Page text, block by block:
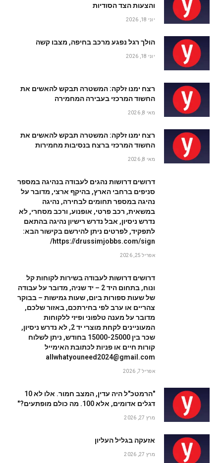
והצעות הצד הסודיות
יוני 18, 2026
הולך רגל נפגע מרכב בחיפה, מצבו קשה
יוני 18, 2026
רצח ימנו זלקה: המשטרה תבקש להאשים את
החשוד המרכזי בעבירה המחמירה
מאי 8, 2026
רצח ימנו זלקה: המשטרה תבקש להאשים את
החשוד המרכזי ברצח בנסיבות מחמירות
מאי 8, 2026
דרושים דרושות נהגים לעבודה בנהיגה במספר
סניפים ברחבי הארץ, בהיקף ארצי, מדובר על
נהיגה במספר תחומים לבחירה, נהיגה
במשאית, רכב פרטי, אופנוע, ורכב מסחרי, לא
נדרש ניסיון, אבל נדרש רישיון נהיגה בהתאם
לתפקיד, לפרטים ניתן להירשם בקישור הבא:
https://drussimjobbs.com/sign/
אפריל 25, 2026
דרושים דרושות לעבודה בשירות לקוחות קל
ונוח, בתחום היד 2 – יד שניה, מדובר על עבודה
של שעות ספורות ביום, שעות גמישות – בבוקר
צהריים או ערב לפי בחירתכם, באזור שלכם,
מדובר על מענה טלפוני ופיזי ללקוחות
המעוניינים לקחת מוצרי יד 2, לא נדרש ניסיון,
שכר בין 15000-25000 בחודש, ניתן לשלוח
קורות חיים או פניות לכתובת האימייל
allwhatyouneed2024@gmail.com
אפריל 7, 2026
"הרמטכ"ל היה עדין, המצב חמור. אלו לא 10
דגלים אדומים, אלא 100. מה כולם מופתעים?"
מרץ 27, 2026
אזעקה בגליל העליון
מרץ 27, 2026